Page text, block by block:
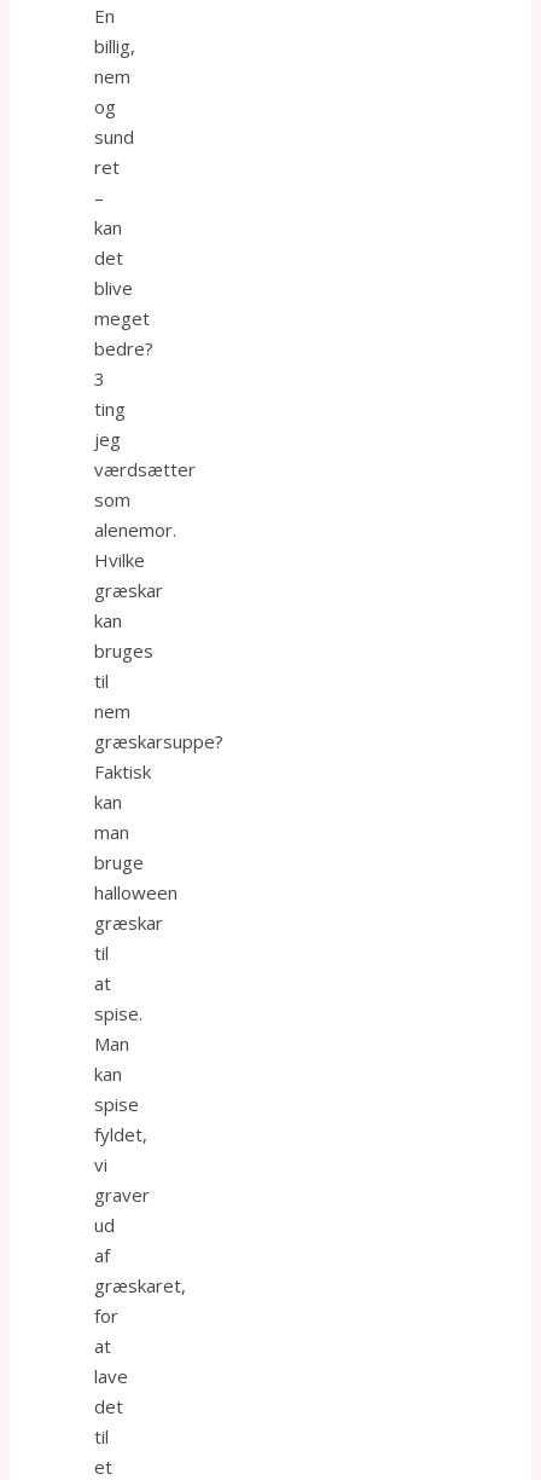
En
billig,
nem
og
sund
ret
–
kan
det
blive
meget
bedre?
3
ting
jeg
værdsætter
som
alenemor.
Hvilke
græskar
kan
bruges
til
nem
græskarsuppe?
Faktisk
kan
man
bruge
halloween
græskar
til
at
spise.
Man
kan
spise
fyldet,
vi
graver
ud
af
græskaret,
for
at
lave
det
til
et